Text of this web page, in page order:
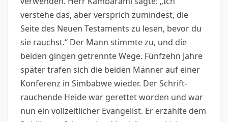
verstehe das, aber versprich zumindest, die
Seite des Neuen Testaments zu lesen, bevor du
sie rauchst.“ Der Mann stimmte zu, und die
beiden gingen getrennte Wege. Fünfzehn Jahre
später trafen sich die beiden Männer auf einer
Konferenz in Simbabwe wieder. Der Schrift-
rauchende Heide war gerettet worden und war
nun ein vollzeitlicher Evangelist. Er erzählte dem